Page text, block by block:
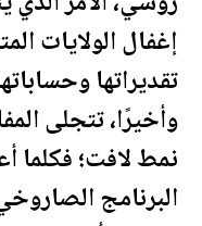
إغفالالولايات
تقديراتها
وأخيرًا، تتجلى
نمط لافت؛ فكلما
البرنامج